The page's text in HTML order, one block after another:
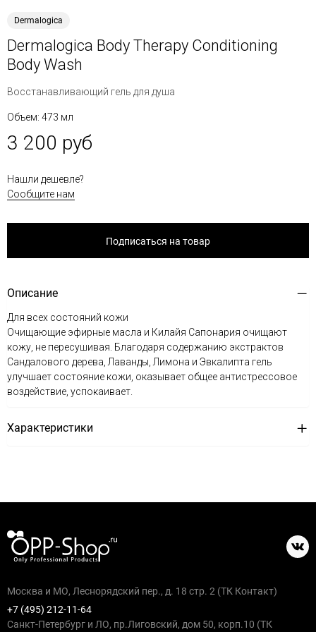
Dermalogica
Dermalogica Body Therapy Conditioning
Body Wash
Восстанавливающий гель для душа
Объем: 473 мл
3 200 руб
Нашли дешевле?
Сообщите нам
Подписаться на товар
Описание
Для всех состояний кожи
Очищающие эфирные масла и Килайя Сапонария очищают
кожу, не пересушивая. Благодаря содержанию экстрактов
Сандалового дерева, Лаванды, Лимона и Эвкалипта гель
улучшает состояние кожи, оказывает общее антистрессовое
воздействие, успокаивает.
Характеристики
Москва и МО, Леснорядский пер., д. 18 стр. 2 (ТК Контакт)
+7 (495) 212-11-64
Санкт-Петербург и ЛО, пр.Лиговский, дом 50, корп.10 (ТК